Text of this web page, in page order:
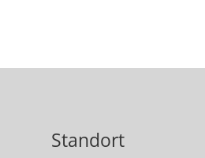
Standort